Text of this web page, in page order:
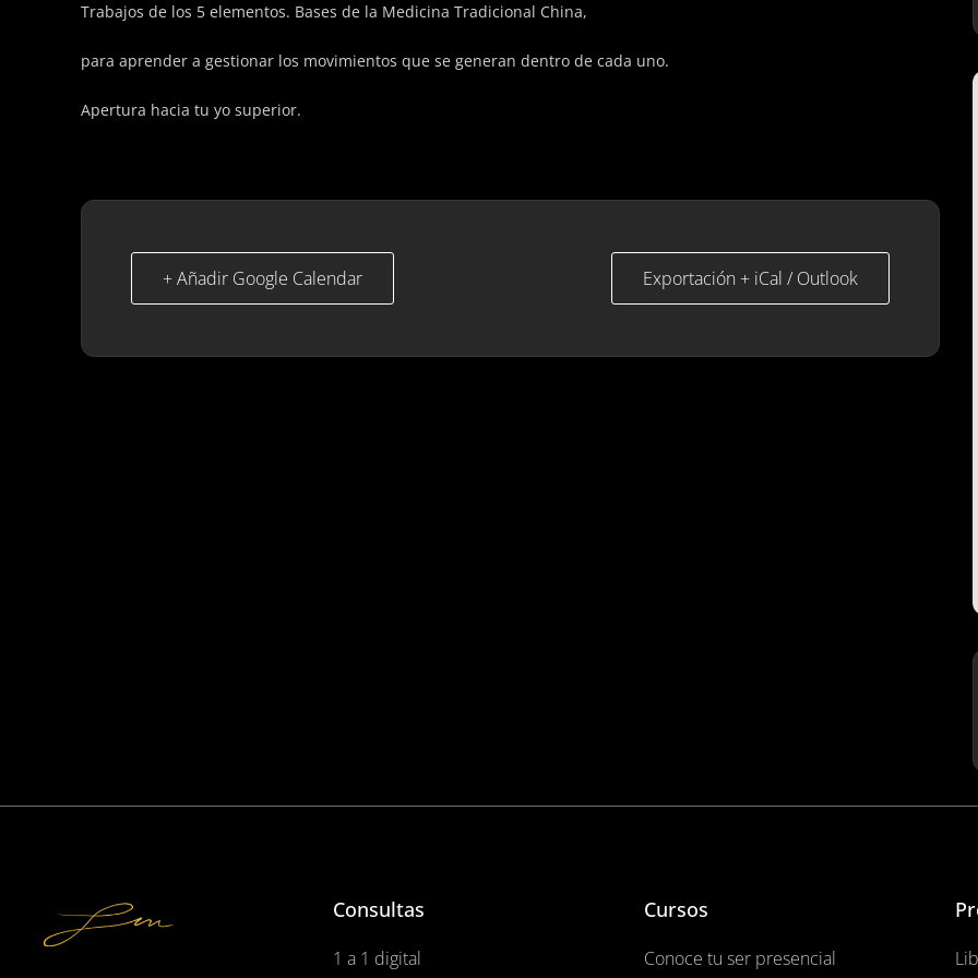
Trabajos de los 5 elementos. Bases de la Medicina Tradicional China,
para aprender a gestionar los movimientos que se generan dentro de cada uno.
Apertura hacia tu yo superior.
+ Añadir Google Calendar Exportación + iCal / Outlook
Consultas
1 a 1 digital
Cursos
Conoce tu ser presencial